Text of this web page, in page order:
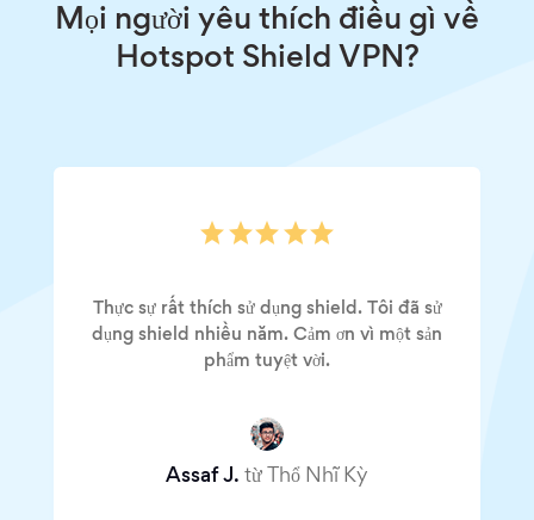
Mọi người yêu thích điều gì về
Hotspot Shield VPN?
Thực sự rất thích sử dụng shield. Tôi đã sử
dụng shield nhiều năm. Cảm ơn vì một sản
phẩm tuyệt vời.
Assaf J. từ Thổ Nhĩ Kỳ